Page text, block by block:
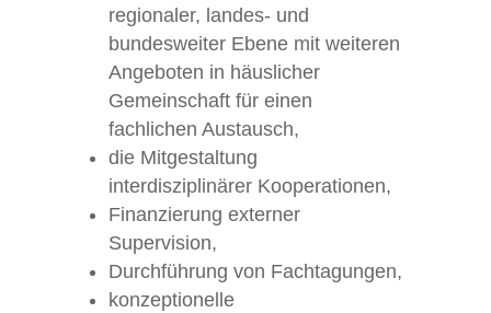
regionaler, landes- und
bundesweiter Ebene mit weiteren
Angeboten in häuslicher
Gemeinschaft für einen
fachlichen Austausch,
die Mitgestaltung
interdisziplinärer Kooperationen,
Finanzierung externer
Supervision,
Durchführung von Fachtagungen,
konzeptionelle